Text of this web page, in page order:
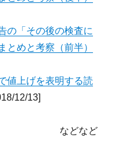
の「その後の検査に
とめと考察（前半）
値上げを表明する読
12/13]
などなど